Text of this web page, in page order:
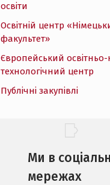
освіти
Освітній центр
факультет»
Європейський
технологічний центр
Публічні закупівлі
Ми в
мережах